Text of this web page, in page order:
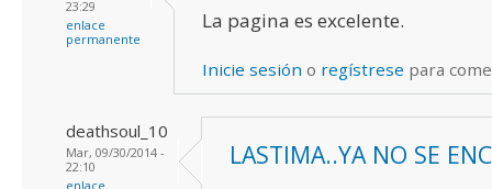
23:29
enlace
permanente
La pagina es excelente.
Inicie sesión o regístrese para
deathsoul_10
Mar, 09/30/2014 -
22:10
enlace
LASTIMA..YA NO SE